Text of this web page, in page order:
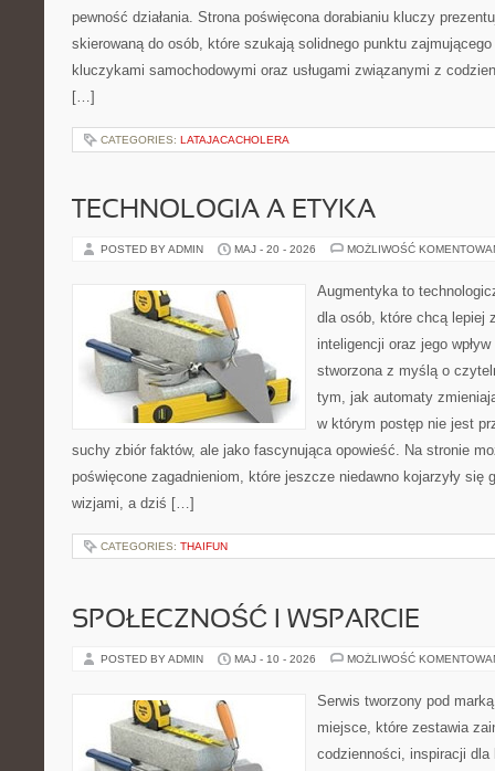
pewność działania. Strona poświęcona dorabianiu kluczy
skierowaną do osób, które szukają solidnego punktu
kluczykami samochodowymi oraz usługami związanymi z
[…]
CATEGORIES: LATAJACACHOLERA
TECHNOLOGIA A ETYKA
POSTED BY ADMIN MAJ - 20 - 2026 MOŻLIWOŚĆ
Augmentyka to
dla osób, które chcą lepiej
inteligencji oraz jego
stworzona z myślą o
tym, jak automaty
w którym postęp nie jest
suchy zbiór faktów, ale jako fascynująca opowieść. Na stronie
poświęcone zagadnieniom, które jeszcze niedawno kojarzyły się
wizjami, a dziś […]
CATEGORIES: THAIFUN
SPOŁECZNOŚĆ I WSPARCIE
POSTED BY ADMIN MAJ - 10 - 2026 MOŻLIWOŚĆ
Serwis tworzony pod
miejsce, które zestawia
codzienności, inspiracji